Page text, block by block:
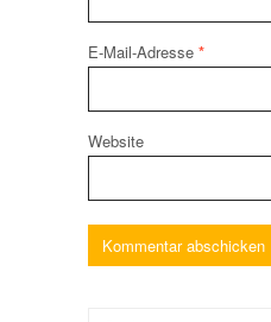
E-Mail-Adresse *
Website